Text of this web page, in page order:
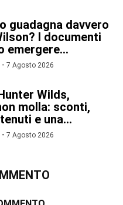
guadagna davvero
I documenti
emergere...
- 7 Agosto 2026
Wilds,
molla: sconti,
e una...
- 7 Agosto 2026